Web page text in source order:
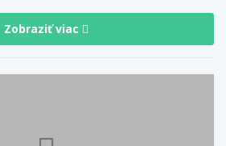
Zobraziť viac